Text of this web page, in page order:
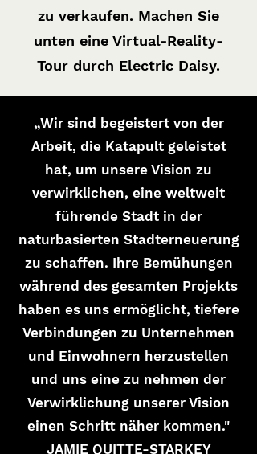
zu verkaufen. Machen Sie
unten eine Virtual-Reality-
Tour durch Electric Daisy.
„Wir sind begeistert von der
Arbeit, die Katapult geleistet
hat, um unsere Vision zu
verwirklichen, eine weltweit
führende Stadt in der
naturbasierten Stadterneuerung
zu schaffen. Ihre Bemühungen
während des gesamten Projekts
haben es uns ermöglicht, tiefere
Verbindungen zu Unternehmen
und Einwohnern herzustellen
und uns eine zu nehmen der
Verwirklichung unserer Vision
einen Schritt näher kommen."
JAMIE QUITTE-STARKEY